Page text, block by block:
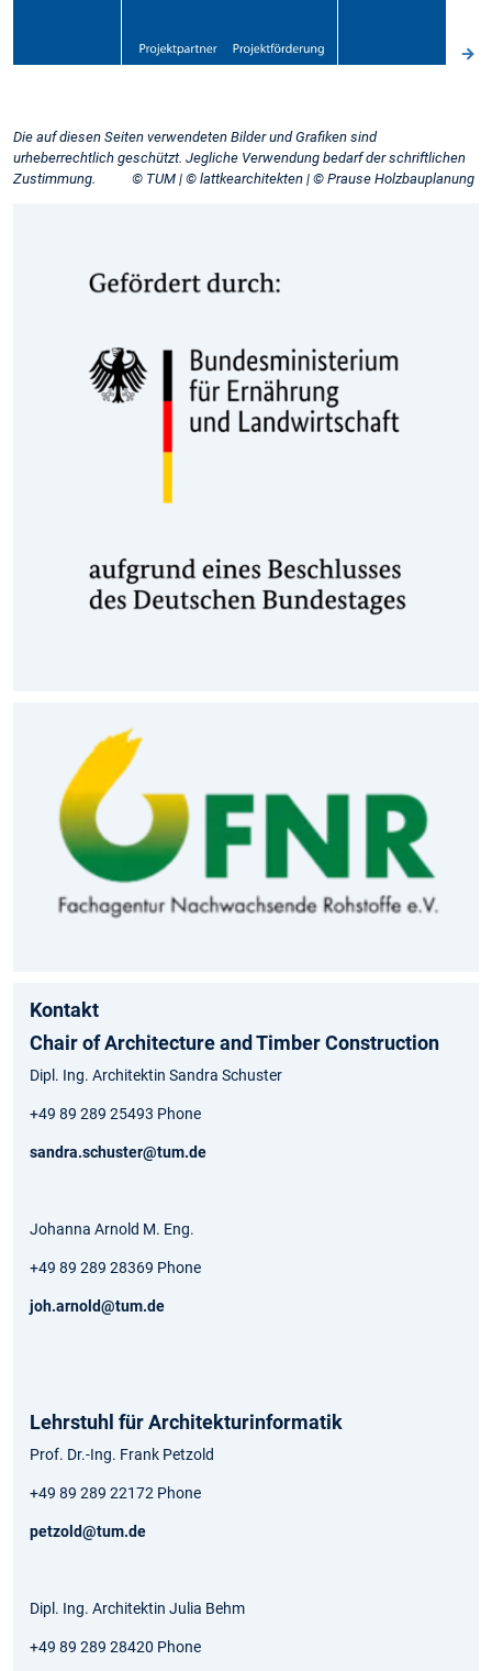
Die auf diesen Seiten verwendeten Bilder und Grafiken sind
urheberrechtlich geschützt. Jegliche Verwendung bedarf der schriftlichen
Zustimmung. © TUM | © lattkearchitekten | © Prause Holzbauplanung
Kontakt
Chair of Architecture and Timber Construction
Dipl. Ing. Architektin Sandra Schuster
+49 89 289 25493 Phone
sandra.schuster@tum.de
Johanna Arnold M. Eng.
+49 89 289 28369 Phone
joh.arnold@tum.de
Lehrstuhl für Architekturinformatik
Prof. Dr.-Ing. Frank Petzold
+49 89 289 22172 Phone
petzold@tum.de
Dipl. Ing. Architektin Julia Behm
+49 89 289 28420 Phone